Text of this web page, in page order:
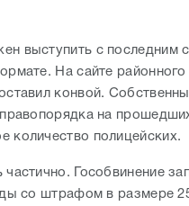
выступить с последним
На сайте районного
конвой.
на
количество полицейских.
Гособвинение
со штрафом в размере